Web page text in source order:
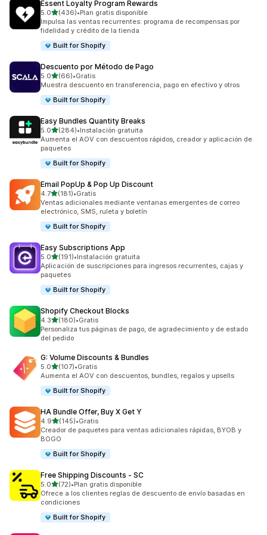
Essent Loyalty Program Rewards
5.0de 5 estrellas
(436)
436 reseñas en total
•Plan gratis disponible
Impulsa las ventas recurrentes: programa de recompensas por
fidelidad y crédito de la tienda
Built for Shopify
Descuento por Método de Pago
5.0de 5 estrellas
(66)
66 reseñas en total
•Gratis
Muestra descuento en transferencia, pago en efectivo y otros
Built for Shopify
Easy Bundles Quantity Breaks
5.0de 5 estrellas
(284)
284 reseñas en total
•Instalación gratuita
Aumenta el AOV con descuentos rápidos, creador y aplicación de
paquetes
Built for Shopify
Email PopUp & Pop Up Discount
4.7de 5 estrellas
(181)
181 reseñas en total
•Gratis
Ventas adicionales mediante ventanas emergentes de correo
electrónico, SMS, ruleta y boletín
Built for Shopify
Easy Subscriptions App
5.0de 5 estrellas
(191)
191 reseñas en total
•Instalación gratuita
Aplicación de suscripciones para ingresos recurrentes, cajas y
paquetes
Built for Shopify
Shopify Checkout Blocks
4.3de 5 estrellas
(180)
180 reseñas en total
•Gratis
Personaliza tus páginas de pago, de agradecimiento y de estado
del pedido
G: Volume Discounts & Bundles
5.0de 5 estrellas
(107)
107 reseñas en total
•Gratis
Aumenta el AOV con descuentos, bundles, regalos y upsells
Built for Shopify
HA Bundle Offer, Buy X Get Y
4.9de 5 estrellas
(145)
145 reseñas en total
•Gratis
Creador de paquetes para ventas adicionales rápidas, BYOB y
BOGO
Built for Shopify
Free Shipping Discounts ‑ SC
5.0de 5 estrellas
(72)
72 reseñas en total
•Plan gratis disponible
Ofrece a los clientes reglas de descuento de envío basadas en
condiciones
Built for Shopify